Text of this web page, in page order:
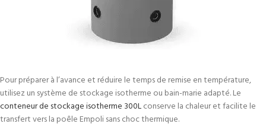
Pour préparer à l’avance et réduire le temps de remise en température,
utilisez un système de stockage isotherme ou bain-marie adapté. Le
conteneur de stockage isotherme 300Lconserve la chaleur et facilite le
transfert vers la poêle Empoli sans choc thermique.